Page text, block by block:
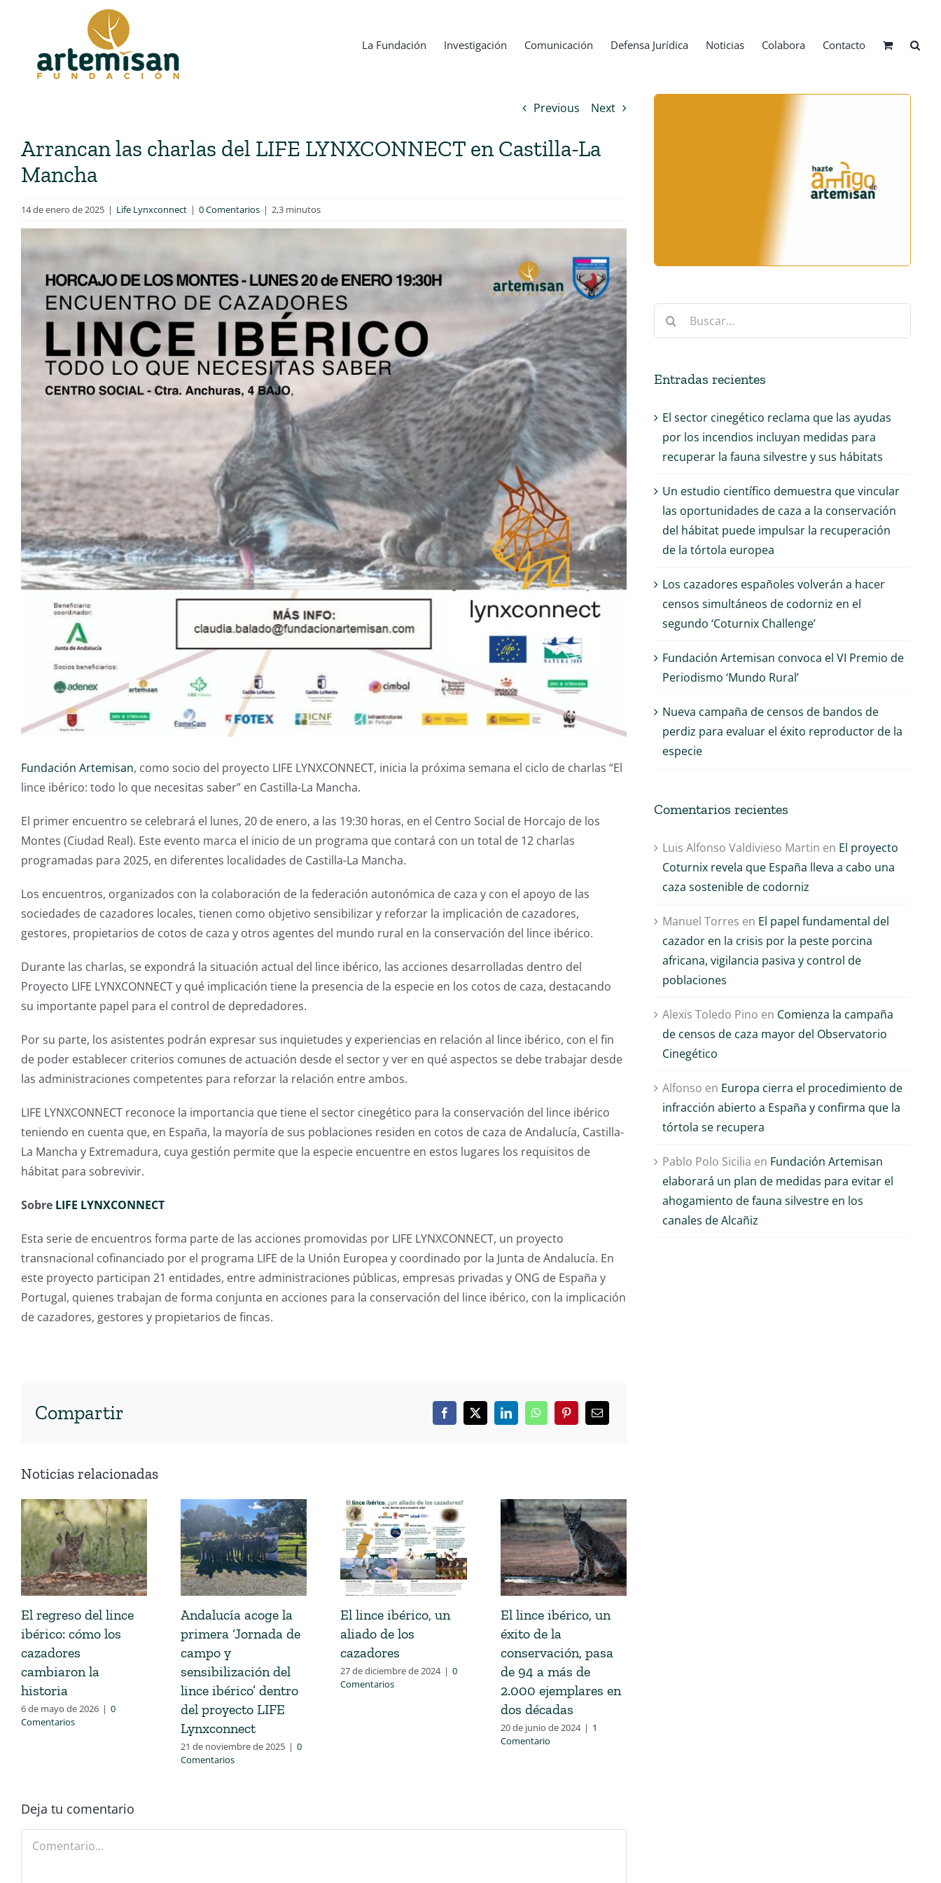
contenido
La Fundación Investigación Comunicación Defensa Jurídica Noticias Colabora Contacto
Previous Next
Arrancan las charlas del LIFE LYNXCONNECT en Castilla-La
Mancha
14 de enero de 2025 | Life Lynxconnect | 0 Comentarios | 2,3 minutos
Fundación Artemisan, como socio del proyecto LIFE LYNXCONNECT, inicia la próxima semana el ciclo de charlas “El
lince ibérico: todo lo que necesitas saber” en Castilla-La Mancha.
El primer encuentro se celebrará el lunes, 20 de enero, a las 19:30 horas, en el Centro Social de Horcajo de los
Montes (Ciudad Real). Este evento marca el inicio de un programa que contará con un total de 12 charlas
programadas para 2025, en diferentes localidades de Castilla-La Mancha.
Los encuentros, organizados con la colaboración de la federación autonómica de caza y con el apoyo de las
sociedades de cazadores locales, tienen como objetivo sensibilizar y reforzar la implicación de cazadores,
gestores, propietarios de cotos de caza y otros agentes del mundo rural en la conservación del lince ibérico.
Durante las charlas, se expondrá la situación actual del lince ibérico, las acciones desarrolladas dentro del
Proyecto LIFE LYNXCONNECT y qué implicación tiene la presencia de la especie en los cotos de caza, destacando
su importante papel para el control de depredadores.
Por su parte, los asistentes podrán expresar sus inquietudes y experiencias en relación al lince ibérico, con el fin
de poder establecer criterios comunes de actuación desde el sector y ver en qué aspectos se debe trabajar desde
las administraciones competentes para reforzar la relación entre ambos.
LIFE LYNXCONNECT reconoce la importancia que tiene el sector cinegético para la conservación del lince ibérico
teniendo en cuenta que, en España, la mayoría de sus poblaciones residen en cotos de caza de Andalucía, Castilla-
La Mancha y Extremadura, cuya gestión permite que la especie encuentre en estos lugares los requisitos de
hábitat para sobrevivir.
Sobre LIFE LYNXCONNECT
Esta serie de encuentros forma parte de las acciones promovidas por LIFE LYNXCONNECT, un proyecto
transnacional cofinanciado por el programa LIFE de la Unión Europea y coordinado por la Junta de Andalucía. En
este proyecto participan 21 entidades, entre administraciones públicas, empresas privadas y ONG de España y
Portugal, quienes trabajan de forma conjunta en acciones para la conservación del lince ibérico, con la implicación
de cazadores, gestores y propietarios de fincas.
Compartir
Noticias relacionadas
El regreso del lince
ibérico: cómo los
cazadores
cambiaron la
historia
6 de mayo de 2026 | 0
Comentarios
Andalucía acoge la
primera ‘Jornada de
campo y
sensibilización del
lince ibérico’ dentro
del proyecto LIFE
Lynxconnect
21 de noviembre de 2025 | 0
Comentarios
El lince ibérico, un
aliado de los
cazadores
27 de diciembre de 2024 | 0
Comentarios
El lince ibérico, un
éxito de la
conservación, pasa
de 94 a más de
2.000 ejemplares en
dos décadas
20 de junio de 2024 | 1
Comentario
Deja tu comentario
Comentario
Buscar:
Entradas recientes
El sector cinegético reclama que las ayudas
por los incendios incluyan medidas para
recuperar la fauna silvestre y sus hábitats
Un estudio científico demuestra que vincular
las oportunidades de caza a la conservación
del hábitat puede impulsar la recuperación
de la tórtola europea
Los cazadores españoles volverán a hacer
censos simultáneos de codorniz en el
segundo ‘Coturnix Challenge’
Fundación Artemisan convoca el VI Premio de
Periodismo ‘Mundo Rural’
Nueva campaña de censos de bandos de
perdiz para evaluar el éxito reproductor de la
especie
Comentarios recientes
Luis Alfonso Valdivieso Martin en El proyecto
Coturnix revela que España lleva a cabo una
caza sostenible de codorniz
Manuel Torres en El papel fundamental del
cazador en la crisis por la peste porcina
africana, vigilancia pasiva y control de
poblaciones
Alexis Toledo Pino en Comienza la campaña
de censos de caza mayor del Observatorio
Cinegético
Alfonso en Europa cierra el procedimiento de
infracción abierto a España y confirma que la
tórtola se recupera
Pablo Polo Sicilia en Fundación Artemisan
elaborará un plan de medidas para evitar el
ahogamiento de fauna silvestre en los
canales de Alcañiz